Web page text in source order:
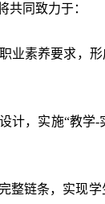
共同致力于：
业素养要求，
计，实施“教学
整链条，实现